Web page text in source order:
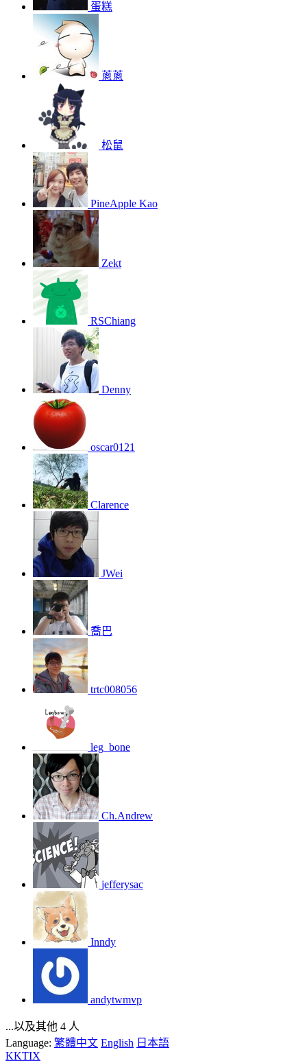
蛋糕
蔥蔥
松鼠
PineApple Kao
Zekt
RSChiang
Denny
oscar0121
Clarence
JWei
喬巴
trtc008056
leg_bone
Ch.Andrew
jefferysac
Inndy
andytwmvp
...以及其他 4 人
Language: 繁體中文 English 日本語
KKTIX